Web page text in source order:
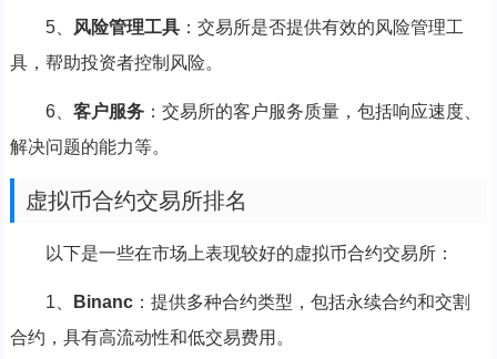
5、 风险管理工具：交易所是否提供有效的风险管理工
具，帮助投资者控制风险。
6、 客户服务：交易所的客户服务质量，包括响应速度、
解决问题的能力等。
虚拟币合约交易所排名
以下是一些在市场上表现较好的虚拟币合约交易所：
1、 Binanc：提供多种合约类型，包括永续合约和交割
合约，具有高流动性和低交易费用。